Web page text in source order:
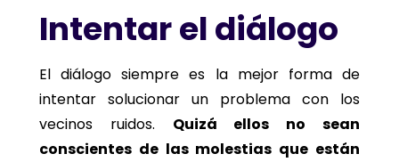
Intentar el diálogo
El diálogo siempre es la mejor forma de
intentar solucionar un problema con los
vecinos ruidos. Quizá ellos no sean
conscientes de las molestias que están